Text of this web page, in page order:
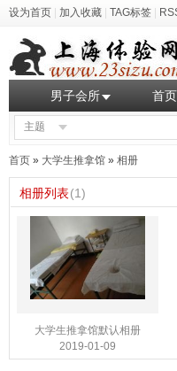
设为首页 加入收藏 TAG标签
男子会所 首页
主题
首页 » 大学生推拿馆 » 相册
相册列表(1)
大学生推拿馆默认相册
2019-01-09